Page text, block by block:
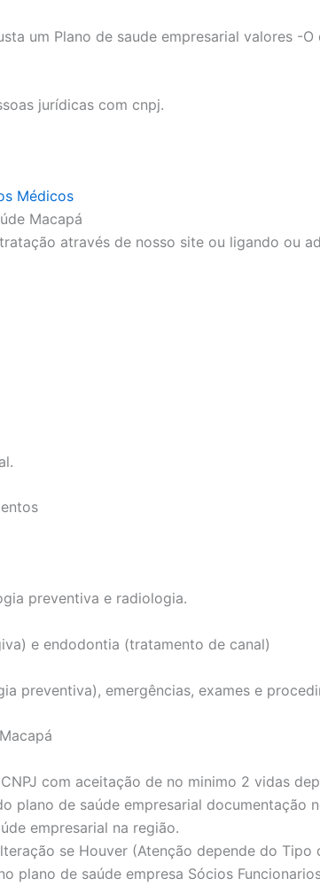
um Plano de saude empresarial valores -
jurídicas com cnpj.
Médicos
Macapá
através de nosso site ou ligando ou
preventiva e radiologia.
e endodontia (tratamento de canal)
preventiva), emergências, exames e
com aceitação de no minimo 2 vidas
plano de saúde empresarial documentação
empresarial na região.
se Houver (Atenção depende do Tipo
plano de saúde empresa Sócios